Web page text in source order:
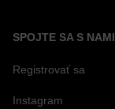
SPOJTE SA S NAMI
Registrovať sa
Instagram